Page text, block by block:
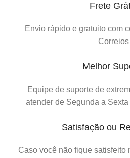
Frete
Envio rápido e gratuito com
Correios
Melhor
Equipe de suporte de
atender de Segunda a
Satisfação ou
Caso você não fique satisfeito